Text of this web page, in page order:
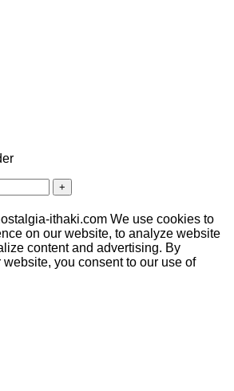
ithaki.com We use cookies to
on our website, to analyze website
content and advertising. By
you consent to our use of